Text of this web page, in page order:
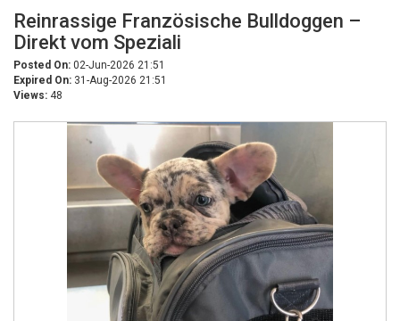
Reinrassige Französische Bulldoggen –
Direkt vom Speziali
Posted On: 02-Jun-2026 21:51
Expired On: 31-Aug-2026 21:51
Views: 48